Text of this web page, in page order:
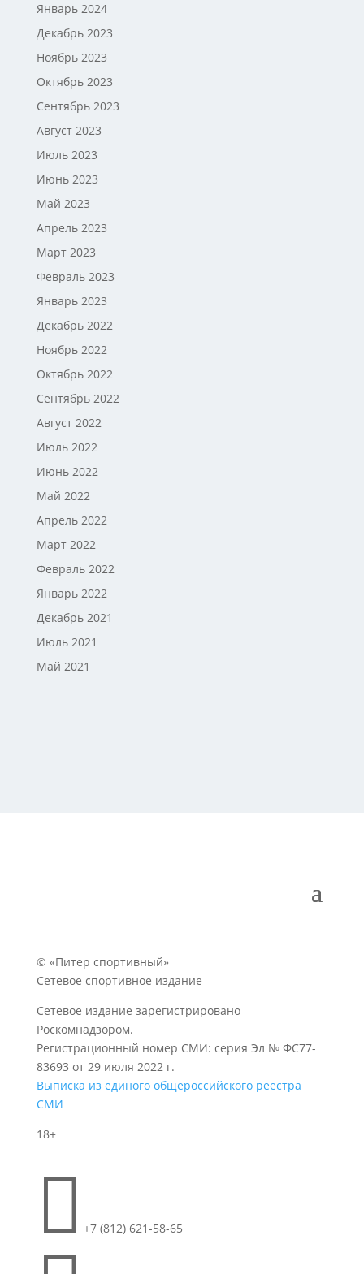
Январь 2024
Декабрь 2023
Ноябрь 2023
Октябрь 2023
Сентябрь 2023
Август 2023
Июль 2023
Июнь 2023
Май 2023
Апрель 2023
Март 2023
Февраль 2023
Январь 2023
Декабрь 2022
Ноябрь 2022
Октябрь 2022
Сентябрь 2022
Август 2022
Июль 2022
Июнь 2022
Май 2022
Апрель 2022
Март 2022
Февраль 2022
Январь 2022
Декабрь 2021
Июль 2021
Май 2021
© «Питер спортивный»
Сетевое спортивное издание
Сетевое издание зарегистрировано
Роскомнадзором.
Регистрационный номер СМИ: серия Эл № ФС77-
83693 от 29 июля 2022 г.
Выписка из единого общероссийского реестра
СМИ
18+
 +7 (812) 621-58-65